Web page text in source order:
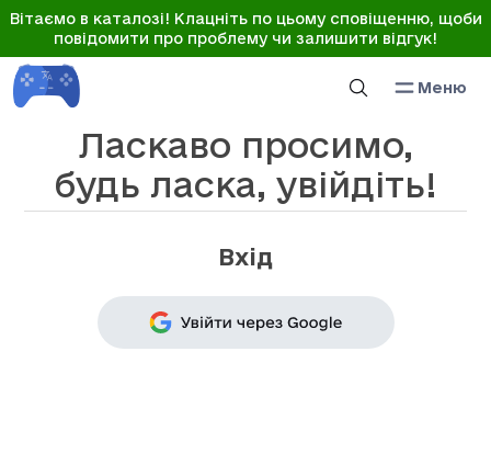
Вітаємо в каталозі! Клацніть по цьому сповіщенню, щоби
повідомити про проблему чи залишити відгук!
Меню
Ласкаво просимо,
будь ласка, увійдіть!
Вхід